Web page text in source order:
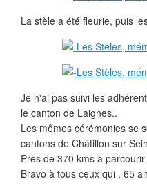
La stèle a été fleurie, puis
Je n'ai pas suivi les
le canton de Laignes..
Les mêmes cérémonies se
cantons de Châtillon sur
Près de 370 kms à
Bravo à tous ceux qui , 65